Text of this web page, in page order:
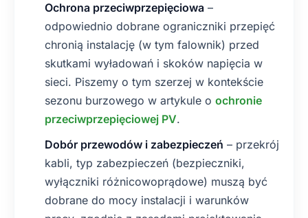
Ochrona przeciwprzepięciowa –
odpowiednio dobrane ograniczniki przepięć
chronią instalację (w tym falownik) przed
skutkami wyładowań i skoków napięcia w
sieci. Piszemy o tym szerzej w kontekście
sezonu burzowego w artykule o ochronie
przeciwprzepięciowej PV.
Dobór przewodów i zabezpieczeń – przekrój
kabli, typ zabezpieczeń (bezpieczniki,
wyłączniki różnicowoprądowe) muszą być
dobrane do mocy instalacji i warunków